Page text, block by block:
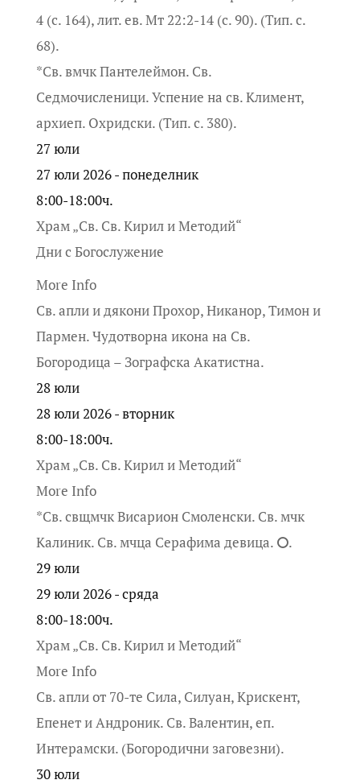
4 (с. 164), лит. ев. Мт 22:2-14 (с. 90). (Тип. с.
68).
*Св. вмчк Пантелеймон. Св.
Седмочисленици. Успение на св. Климент,
архиеп. Охридски. (Тип. с. 380).
27 юли
27 юли 2026 - понеделник
8:00-18:00ч.
Храм „Св. Св. Кирил и Методий“
Дни с Богослужение
More Info
Св. апли и дякони Прохор, Никанор, Тимон и
Пармен. Чудотворна икона на Св.
Богородица – Зографска Акатистна.
28юли
28 юли 2026 - вторник
8:00-18:00ч.
Храм „Св. Св. Кирил и Методий“
More Info
*Св. свщмчк Висарион Смоленски. Св. мчк
Калиник. Св. мчца Серафима девица. ⭘.
29юли
29 юли 2026 - сряда
8:00-18:00ч.
Храм „Св. Св. Кирил и Методий“
More Info
Св. апли от 70-те Сила, Силуан, Крискент,
Епенет и Андроник. Св. Валентин, еп.
Интерамски. (Богородични заговезни).
30юли